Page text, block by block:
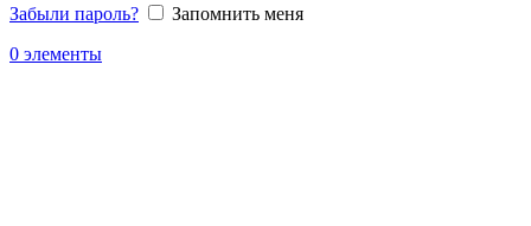
Забыли пароль?
Запомнить меня
0 элементы